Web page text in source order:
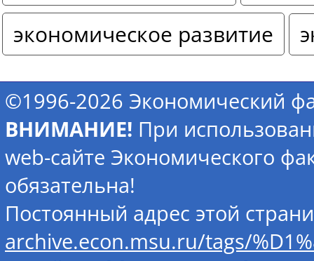
экономическое развитие
©1996-2026 Экономический
ВНИМАНИЕ! При
web-сайте Экономического
обязательна!
Постоянный адрес этой
archive.econ.msu.ru/tags/